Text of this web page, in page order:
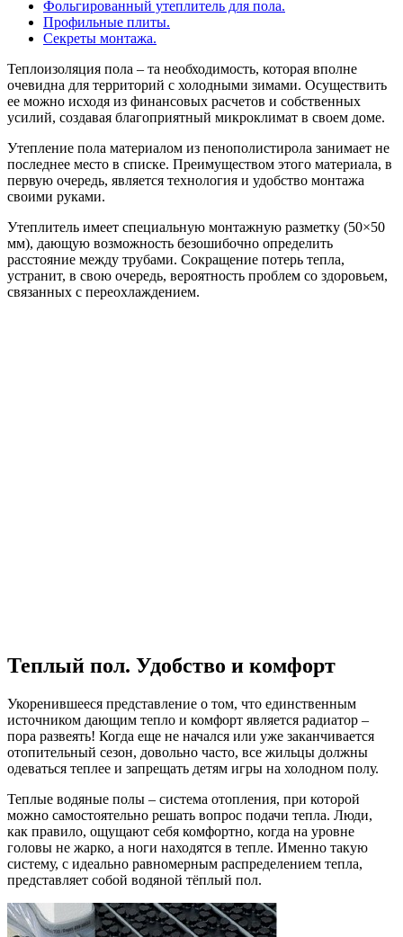
Фольгированный утеплитель для пола.
Профильные плиты.
Секреты монтажа.
Теплоизоляция пола – та необходимость, которая вполне
очевидна для территорий с холодными зимами. Осуществить
ее можно исходя из финансовых расчетов и собственных
усилий, создавая благоприятный микроклимат в своем доме.
Утепление пола материалом из пенополистирола занимает не
последнее место в списке. Преимуществом этого материала, в
первую очередь, является технология и удобство монтажа
своими руками.
Утеплитель имеет специальную монтажную разметку (50×50
мм), дающую возможность безошибочно определить
расстояние между трубами. Сокращение потерь тепла,
устранит, в свою очередь, вероятность проблем со здоровьем,
связанных с переохлаждением.
Теплый пол. Удобство и комфорт
Укоренившееся представление о том, что единственным
источником дающим тепло и комфорт является радиатор –
пора развеять! Когда еще не начался или уже заканчивается
отопительный сезон, довольно часто, все жильцы должны
одеваться теплее и запрещать детям игры на холодном полу.
Теплые водяные полы – система отопления, при которой
можно самостоятельно решать вопрос подачи тепла. Люди,
как правило, ощущают себя комфортно, когда на уровне
головы не жарко, а ноги находятся в тепле. Именно такую
систему, с идеально равномерным распределением тепла,
представляет собой водяной тёплый пол.